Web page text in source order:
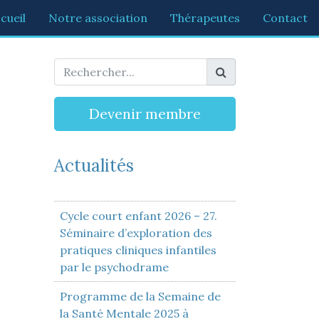
Notre association Thérapeutes Contact
Devenir membre
Actualités
Cycle court enfant 2026 – 27.
Séminaire d’exploration des
pratiques cliniques infantiles
par le psychodrame
Programme de la Semaine de
la Santé Mentale 2025 à